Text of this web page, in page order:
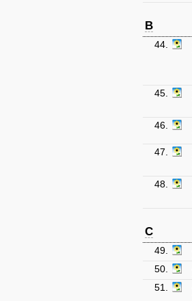
B
44.
45.
46.
47.
48.
C
49.
50.
51.